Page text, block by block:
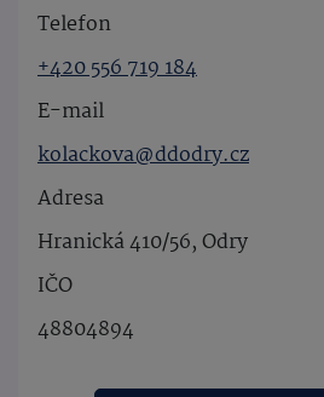
Telefon
+420 556 719 184
E-mail
kolackova@ddodry.cz
Adresa
Hranická 410/56, Odry
IČO
48804894